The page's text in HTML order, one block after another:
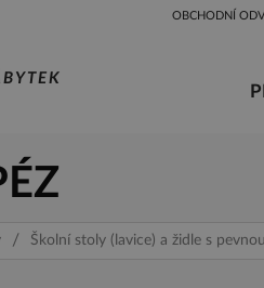
OBCHODNÍ
Školní stoly (lavice) a židle s